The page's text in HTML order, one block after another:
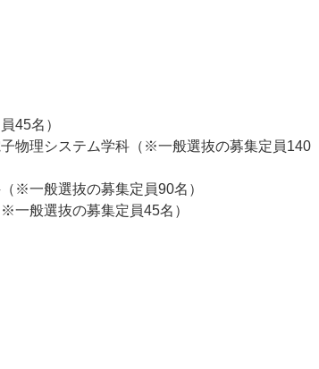
45名）
物理システム学科（※一般選抜の募集定員140
※一般選抜の募集定員90名）
一般選抜の募集定員45名）